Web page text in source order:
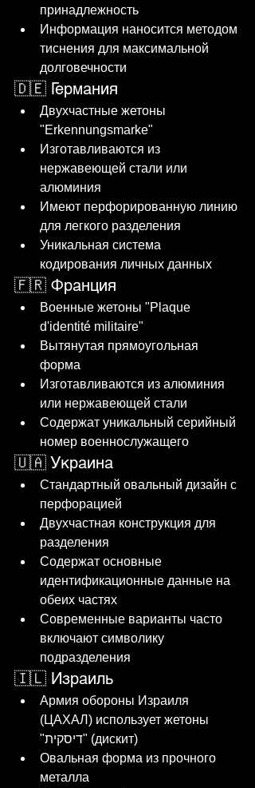
принадлежность
Информация наносится методом
тиснения для максимальной
долговечности
🇩🇪 Германия
Двухчастные жетоны
"Erkennungsmarke"
Изготавливаются из
нержавеющей стали или
алюминия
Имеют перфорированную линию
для легкого разделения
Уникальная система
кодирования личных данных
🇫🇷 Франция
Военные жетоны "Plaque
d'identité militaire"
Вытянутая прямоугольная
форма
Изготавливаются из алюминия
или нержавеющей стали
Содержат уникальный серийный
номер военнослужащего
🇺🇦 Украина
Стандартный овальный дизайн с
перфорацией
Двухчастная конструкция для
разделения
Содержат основные
идентификационные данные на
обеих частях
Современные варианты часто
включают символику
подразделения
🇮🇱 Израиль
Армия обороны Израиля
(ЦАХАЛ) использует жетоны
"דיסקית" (дискит)
Овальная форма из прочного
металла